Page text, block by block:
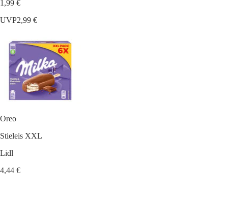
1,99 €
UVP2,99 €
Oreo
Stieleis XXL
Lidl
4,44 €